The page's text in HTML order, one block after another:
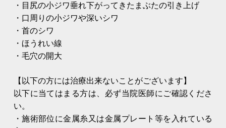
・目尻の小ジワ垂れ下がってきたまぶたの引き上げ
・口周りの小ジワや深いシワ
・首のシワ
・ほうれい線
・毛穴の開大
【以下の方には治療出来ないことがございます】
以下に当てはまる方は、必ず当院医師にご確認くださ
い。
・施術部位に金属糸又は金属プレート等を入れている